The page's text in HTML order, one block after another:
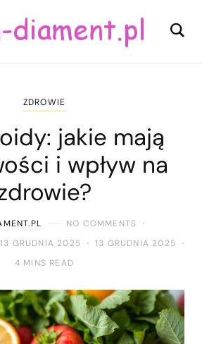
ZDROWIE
jakie mają
i wpływ na
NO COMMENTS
GRUDNIA 2025
13 GRUDNIA 2025
4 MINS READ